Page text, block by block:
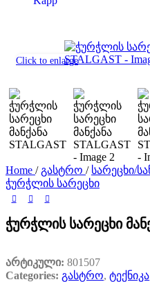
Click to enlarge
Home / გასტრო / სარეცხი/
ჭურჭლის სარეცხი
ჭურჭლის სარეცხი
არტიკული: 801507
Categories: გასტრო, ტექნიკა